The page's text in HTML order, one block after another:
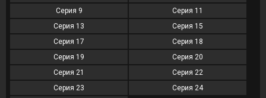
Серия 9
Серия 11
Серия 13
Серия 15
Серия 17
Серия 18
Серия 19
Серия 20
Серия 21
Серия 22
Серия 23
Серия 24